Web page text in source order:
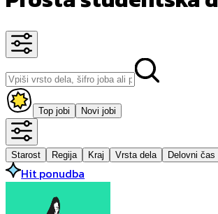
Top jobi Novi jobi
Starost Regija Kraj Vrsta dela Delovni čas
Hit ponudba